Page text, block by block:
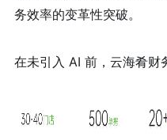
务效率的变革性突破。
在未引入 AI 前，云海肴财